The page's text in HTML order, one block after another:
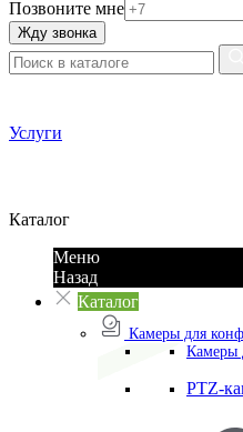
Позвоните мне
Жду звонка
Услуги
Каталог
Меню
Назад
Каталог
Камеры для
Камеры
PTZ-